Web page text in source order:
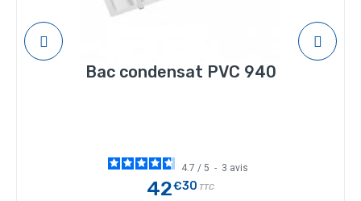
Bac condensat PVC 940
4.7 / 5 - 3 avis
42€30 TTC